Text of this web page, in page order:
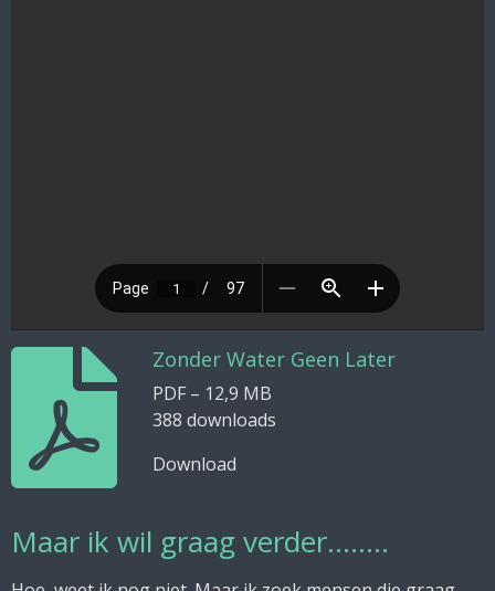
Zonder Water Geen Later
PDF – 12,9 MB
388 downloads
Download
Maar ik wil graag verder........